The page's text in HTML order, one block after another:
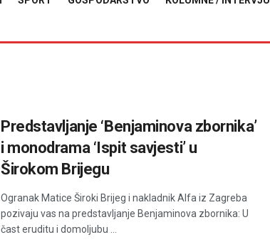
Predstavljanje ‘Benjaminova zbornika’
i monodrama ‘Ispit savjesti’ u
Širokom Brijegu
Ogranak Matice Široki Brijeg i nakladnik Alfa iz Zagreba
pozivaju vas na predstavljanje Benjaminova zbornika: U
čast eruditu i domoljubu ...